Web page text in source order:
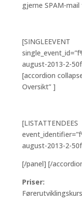
gjerne SPAM-
[SINGLEEVENT
august-2013-2-
[accordion
Oversikt” ]
[LISTATTENDEES
august-2013-2-
[/panel] [/
Priser: